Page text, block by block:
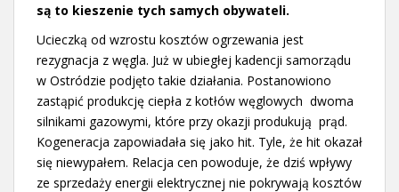
są to kieszenie tych samych obywateli.
Ucieczką od wzrostu kosztów ogrzewania jest
rezygnacja z węgla. Już w ubiegłej kadencji samorządu
w Ostródzie podjęto takie działania. Postanowiono
zastąpić produkcję ciepła z kotłów węglowych dwoma
silnikami gazowymi, które przy okazji produkują prąd.
Kogeneracja zapowiadała się jako hit. Tyle, że hit okazał
się niewypałem. Relacja cen powoduje, że dziś wpływy
ze sprzedaży energii elektrycznej nie pokrywają kosztów